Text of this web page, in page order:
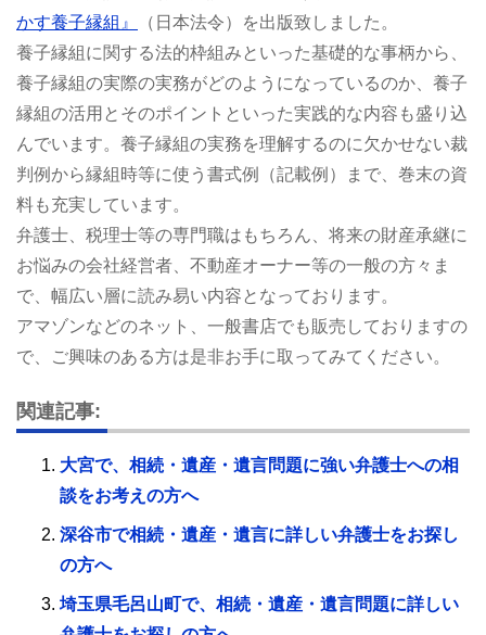
かす養子縁組』
（日本法令）を出版致しました。
養子縁組に関する法的枠組みといった基礎的な事柄から、
養子縁組の実際の実務がどのようになっているのか、養子
縁組の活用とそのポイントといった実践的な内容も盛り込
んでいます。養子縁組の実務を理解するのに欠かせない裁
判例から縁組時等に使う書式例（記載例）まで、巻末の資
料も充実しています。
弁護士、税理士等の専門職はもちろん、将来の財産承継に
お悩みの会社経営者、不動産オーナー等の一般の方々ま
で、幅広い層に読み易い内容となっております。
アマゾンなどのネット、一般書店でも販売しておりますの
で、ご興味のある方は是非お手に取ってみてください。
関連記事:
大宮で、相続・遺産・遺言問題に強い弁護士への相
談をお考えの方へ
深谷市で相続・遺産・遺言に詳しい弁護士をお探し
の方へ
埼玉県毛呂山町で、相続・遺産・遺言問題に詳しい